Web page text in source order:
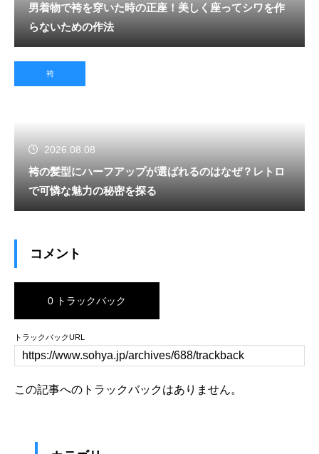
男着物で袴を穿いた時の正座！美しく座ってシワを作
らないための作法
袴
2026.08.08
袴の髪型にハーフアップが選ばれるのはなぜ？レトロ
で可憐な魅力の秘密を探る
コメント
0 トラックバック
トラックバックURL
この記事へのトラックバックはありません。